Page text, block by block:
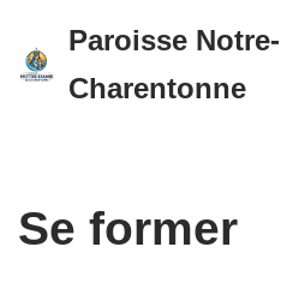
Aller
Paroisse
Charentonne
Se former